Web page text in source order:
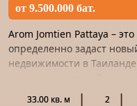
от 9.500.000 бат.
Arom Jomtien Pattaya –
определенно задаст
недвижимости в
Ltd., является прод...
33.00 кв. м 2